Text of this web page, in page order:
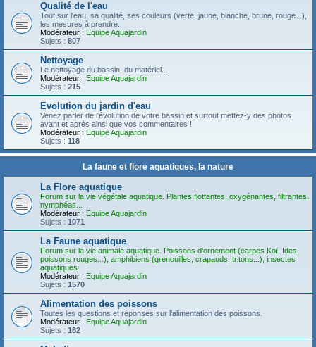
Qualité de l'eau
Tout sur l'eau, sa qualité, ses couleurs (verte, jaune, blanche, brune, rouge...),
les mesures à prendre...
Modérateur : Equipe Aquajardin
Sujets : 807
Nettoyage
Le nettoyage du bassin, du matériel...
Modérateur : Equipe Aquajardin
Sujets : 215
Evolution du jardin d'eau
Venez parler de l'évolution de votre bassin et surtout mettez-y des photos
avant et après ainsi que vos commentaires !
Modérateur : Equipe Aquajardin
Sujets : 118
La faune et flore aquatiques, la nature
La Flore aquatique
Forum sur la vie végétale aquatique. Plantes flottantes, oxygénantes, filtrantes,
nymphéas...
Modérateur : Equipe Aquajardin
Sujets : 1071
La Faune aquatique
Forum sur la vie animale aquatique. Poissons d'ornement (carpes Koï, Ides,
poissons rouges...), amphibiens (grenouilles, crapauds, tritons...), insectes
aquatiques
Modérateur : Equipe Aquajardin
Sujets : 1570
Alimentation des poissons
Toutes les questions et réponses sur l'alimentation des poissons.
Modérateur : Equipe Aquajardin
Sujets : 162